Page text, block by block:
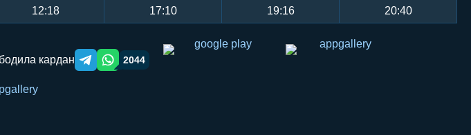
12:18 17:10 19:16 20:40
кардан Telegram orqali ulashish
WhatsApp orqali ulashish
2044